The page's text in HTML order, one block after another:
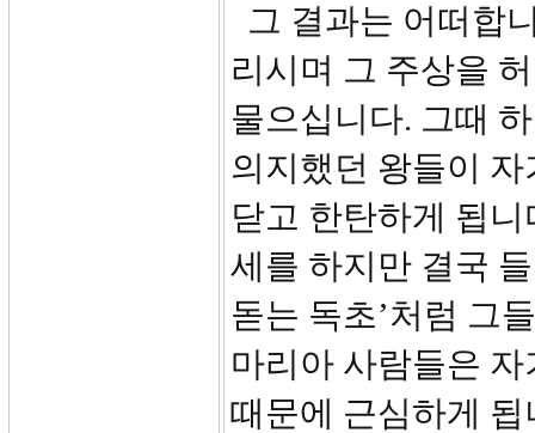
그 결과는 어떠합
리시며 그 주상을
물으십니다. 그때
의지했던 왕들이
닫고 한탄하게 됩
세를 하지만 결국
돋는 독초’처럼 그
마리아 사람들은
때문에 근심하게